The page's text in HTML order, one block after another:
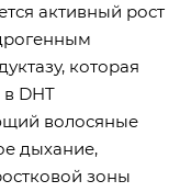
активный рост
которая
DHT
волосяные
дыхание,
зоны